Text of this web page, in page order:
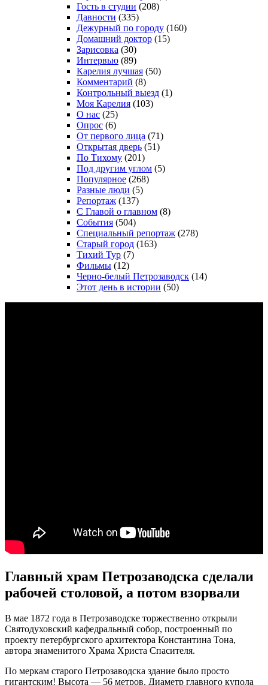
Гость в студии (208)
Давности (335)
Дежурный по городу (160)
Домашний доктор (15)
Зарисовка (30)
Интервью (89)
Карелия лучшая (50)
Комментарий (8)
Контрольный выезд (1)
Моя Карелия (103)
О нас (25)
Опрос (6)
От первого лица (71)
Открытая дверь (51)
По Тихому (201)
Под другим углом (5)
Популярное (268)
Разные люди (5)
Репортаж (137)
С Главой о главном (8)
События (504)
Специальный репортаж (278)
Старый город (163)
Тихий Тур (7)
Фильмы (12)
Черно-белый Петрозаводск (14)
Этот день в истории (50)
Главный храм Петрозаводска сделали
рабочей столовой, а потом взорвали
В мае 1872 года в Петрозаводске торжественно открыли
Святодуховский кафедральный собор, построенный по
проекту петербургского архитектора Константина Тона,
автора знаменитого Храма Христа Спасителя.
По меркам старого Петрозаводска здание было просто
гигантским! Высота — 56 метров. Диаметр главного купола